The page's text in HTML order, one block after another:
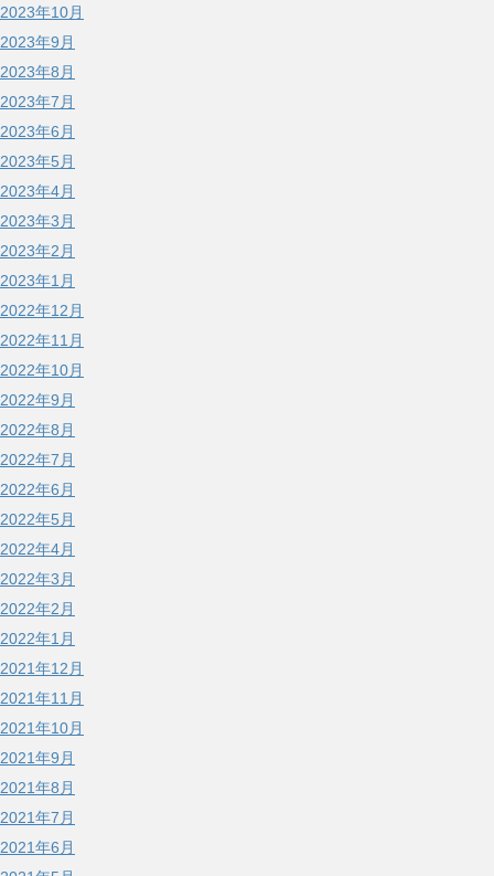
2023年10月
2023年9月
2023年8月
2023年7月
2023年6月
2023年5月
2023年4月
2023年3月
2023年2月
2023年1月
2022年12月
2022年11月
2022年10月
2022年9月
2022年8月
2022年7月
2022年6月
2022年5月
2022年4月
2022年3月
2022年2月
2022年1月
2021年12月
2021年11月
2021年10月
2021年9月
2021年8月
2021年7月
2021年6月